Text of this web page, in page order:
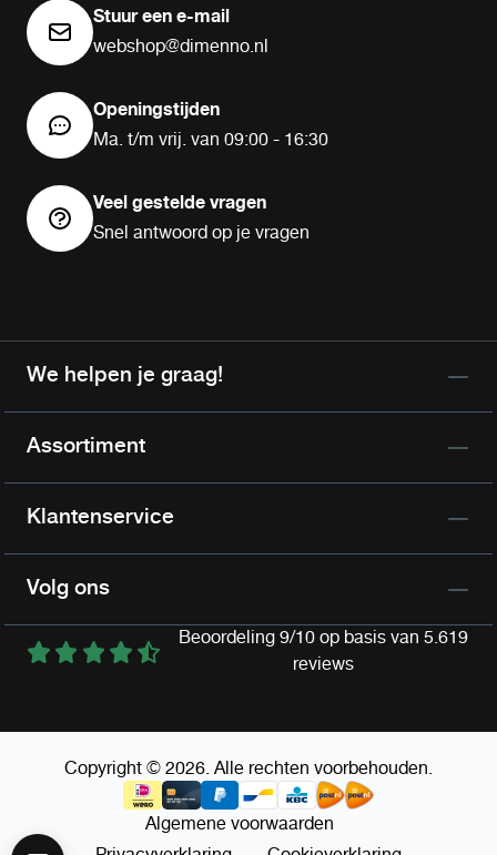
Stuur een e-mail
webshop@dimenno.nl
Openingstijden
Ma. t/m vrij. van 09:00 - 16:30
Veel gestelde vragen
Snel antwoord op je vragen
We helpen je graag!
Assortiment
Klantenservice
Volg ons
Beoordeling 9/10 op basis van 5.619
reviews
Copyright © 2026. Alle rechten voorbehouden.
Algemene voorwaarden